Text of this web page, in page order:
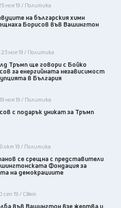
ное 19 / Политика
на българския химн
Борисов във Вашингтон
23 ное 19 / Политика
Тръмп ще говори с Бойко
за енергийната независимост
в България
ное 19 / Политика
с подарък уникат за Тръмп
окт 19 / Политика
се срещна с представители
Фондация за
на демокрациите
сеп 19 / Свят
във Вашингтон взе жертва и